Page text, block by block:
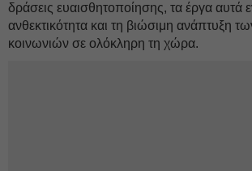
δράσεις ευαισθητοποίησης, τα έργα αυτά
ανθεκτικότητα και τη βιώσιμη ανάπτυξη
κοινωνιών σε ολόκληρη τη χώρα.